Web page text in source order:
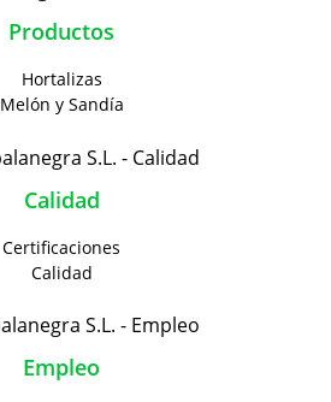
Productos
Hortalizas
Melón y Sandía
Calidad
Certificaciones
Calidad
Empleo